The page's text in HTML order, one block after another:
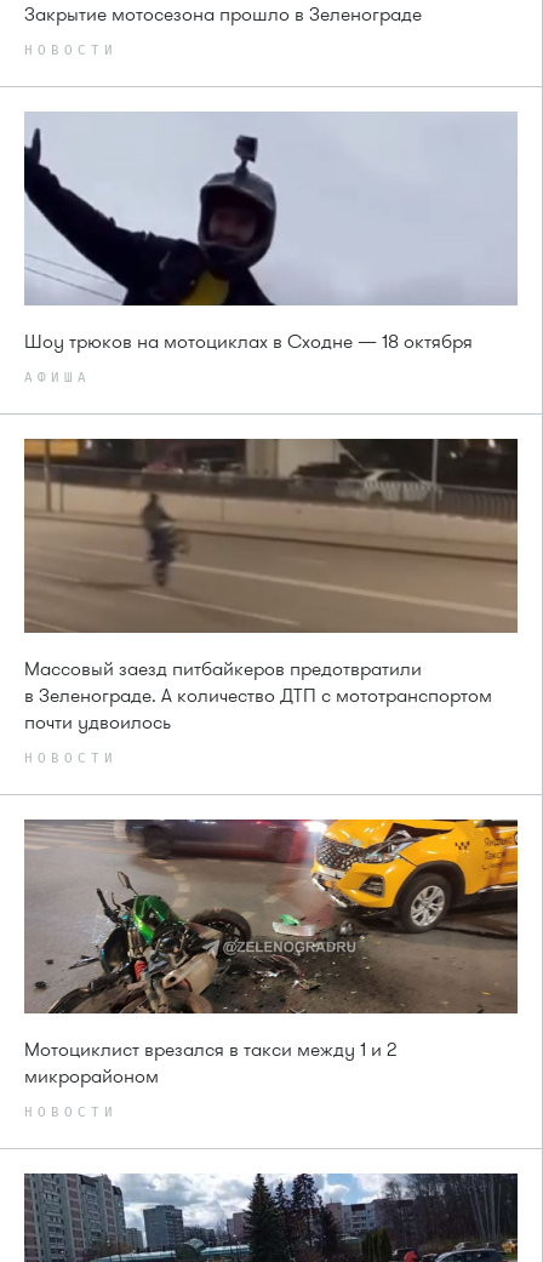
Закрытие мотосезона прошло в Зеленограде
НОВОСТИ
Шоу трюков на мотоциклах в Сходне — 18 октября
АФИША
Массовый заезд питбайкеров предотвратили
в Зеленограде. А количество ДТП с мототранспортом
почти удвоилось
НОВОСТИ
Мотоциклист врезался в такси между 1 и 2
микрорайоном
НОВОСТИ